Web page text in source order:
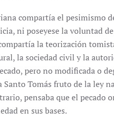
compartía el pesimismo
ni poseyese la voluntad
la teorización
la sociedad civil y la
pero no modificada o
Santo Tomás fruto de la ley
pensaba que el pecado
en sus bases.